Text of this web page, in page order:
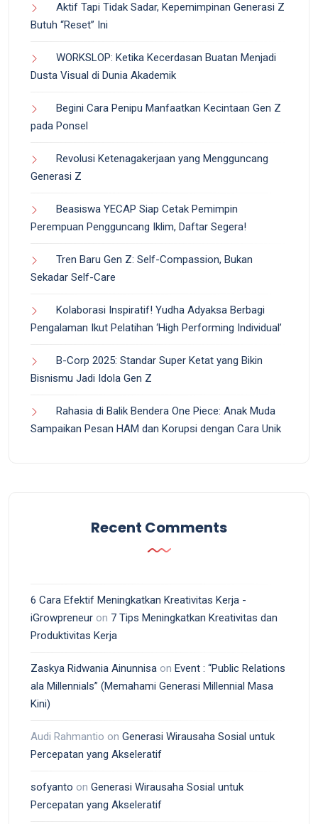
Aktif Tapi Tidak Sadar, Kepemimpinan Generasi Z
Butuh “Reset” Ini
WORKSLOP: Ketika Kecerdasan Buatan Menjadi
Dusta Visual di Dunia Akademik
Begini Cara Penipu Manfaatkan Kecintaan Gen Z
pada Ponsel
Revolusi Ketenagakerjaan yang Mengguncang
Generasi Z
Beasiswa YECAP Siap Cetak Pemimpin
Perempuan Pengguncang Iklim, Daftar Segera!
Tren Baru Gen Z: Self-Compassion, Bukan
Sekadar Self-Care
Kolaborasi Inspiratif! Yudha Adyaksa Berbagi
Pengalaman Ikut Pelatihan ‘High Performing Individual’
B-Corp 2025: Standar Super Ketat yang Bikin
Bisnismu Jadi Idola Gen Z
Rahasia di Balik Bendera One Piece: Anak Muda
Sampaikan Pesan HAM dan Korupsi dengan Cara Unik
Recent Comments
6 Cara Efektif Meningkatkan Kreativitas Kerja -
iGrowpreneur on 7 Tips Meningkatkan Kreativitas dan
Produktivitas Kerja
Zaskya Ridwania Ainunnisa on Event : “Public Relations
ala Millennials” (Memahami Generasi Millennial Masa
Kini)
Audi Rahmantio on Generasi Wirausaha Sosial untuk
Percepatan yang Akseleratif
sofyanto on Generasi Wirausaha Sosial untuk
Percepatan yang Akseleratif